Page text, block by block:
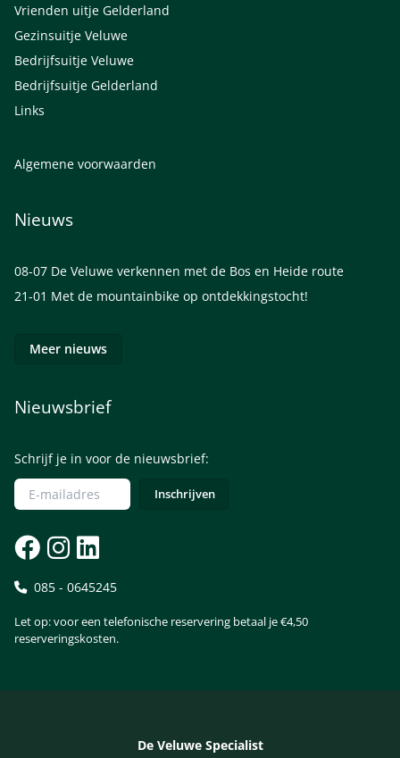
Vrienden uitje Gelderland
Gezinsuitje Veluwe
Bedrijfsuitje Veluwe
Bedrijfsuitje Gelderland
Links
Algemene voorwaarden
Nieuws
08-07 De Veluwe verkennen met de Bos en Heide route
21-01 Met de mountainbike op ontdekkingstocht!
Meer nieuws
Nieuwsbrief
Schrijf je in voor de nieuwsbrief:
085 - 0645245
Let op: voor een telefonische reservering betaal je €4,50
reserveringskosten.
De Veluwe Specialist